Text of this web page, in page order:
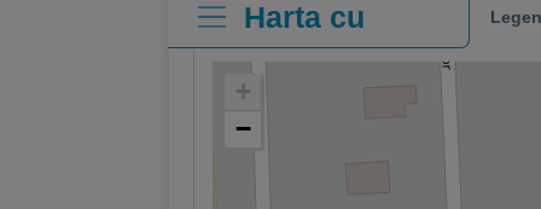
Harta cu
clinici
+
−